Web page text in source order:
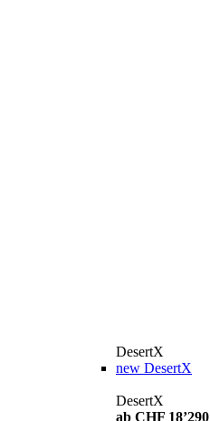
DesertX
new DesertX
DesertX
ab CHF 18’290